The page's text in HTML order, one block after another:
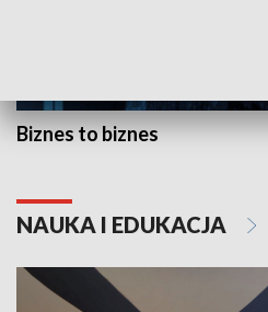
Biznes to biznes
NAUKA I EDUKACJA